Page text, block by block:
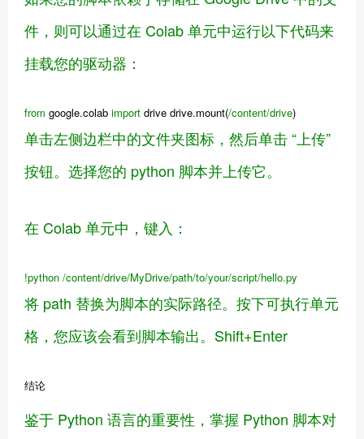
件，则可以通过在 Colab 单元中运行以下代码来
挂载您的驱动器：
from google.colab import drive drive.mount(/content/drive)
单击左侧边栏中的文件夹图标，然后单击 “上传”
按钮。选择您的 python 脚本并上传它。
在 Colab 单元中，键入：
!python /content/drive/MyDrive/path/to/your/script/hello.py
将 path 替换为脚本的实际路径。按下可执行单元
格，您应该会看到脚本输出。Shift+Enter
结论
鉴于 Python 语言的重要性，掌握 Python 脚本对